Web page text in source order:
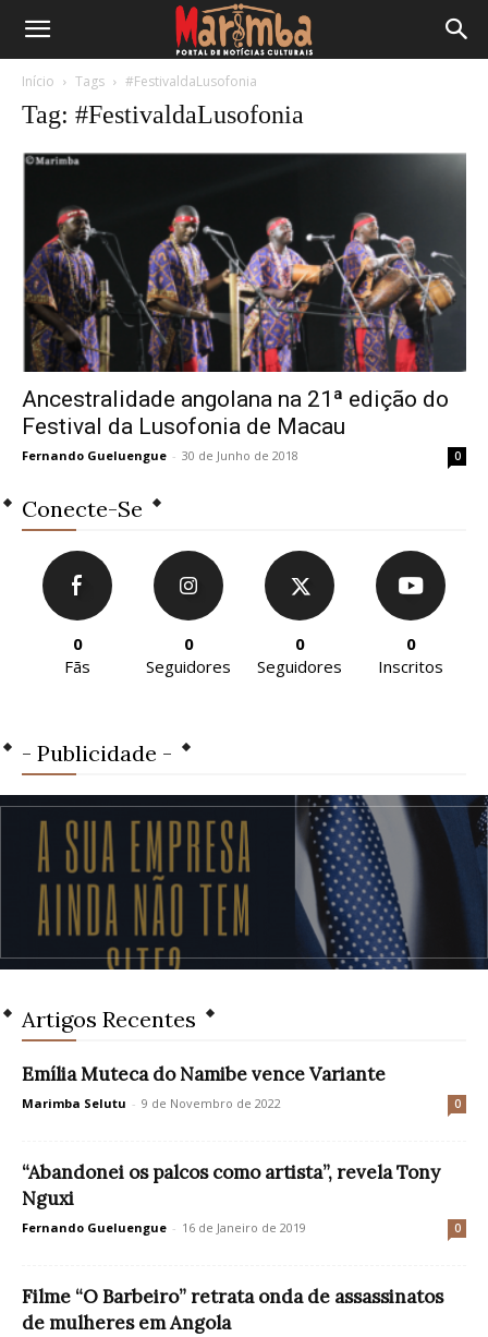
Início Tags #FestivaldaLusofonia
Tag: #FestivaldaLusofonia
Ancestralidade angolana na 21ª edição do
Festival da Lusofonia de Macau
Fernando Gueluengue - 30 de Junho de 2018 0
Conecte-Se
0
Fãs
0
Seguidores
0
Seguidores
0
Inscritos
- Publicidade -
Artigos Recentes
Emília Muteca do Namibe vence Variante
Marimba Selutu - 9 de Novembro de 2022 0
“Abandonei os palcos como artista”, revela Tony
Nguxi
Fernando Gueluengue - 16 de Janeiro de 2019 0
Filme “O Barbeiro” retrata onda de assassinatos
de mulheres em Angola